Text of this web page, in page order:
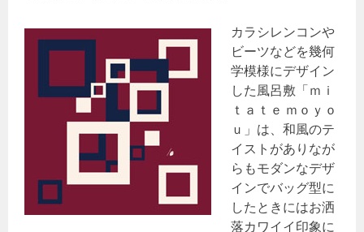
カラシレンコンや
ビーツなどを幾何
学模様にデザイン
した風呂敷「ｍｉ
ｔａｔｅ ｍｏｙｏ
ｕ」は、和風のテ
イストがありなが
らもモダンなデザ
インでバッグ型に
したときにはお洒
落カワイイ印象に